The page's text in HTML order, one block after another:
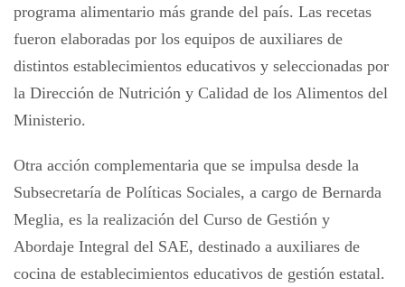
programa alimentario más grande del país. Las recetas
fueron elaboradas por los equipos de auxiliares de
distintos establecimientos educativos y seleccionadas por
la Dirección de Nutrición y Calidad de los Alimentos del
Ministerio.
Otra acción complementaria que se impulsa desde la
Subsecretaría de Políticas Sociales, a cargo de Bernarda
Meglia, es la realización del Curso de Gestión y
Abordaje Integral del SAE, destinado a auxiliares de
cocina de establecimientos educativos de gestión estatal.